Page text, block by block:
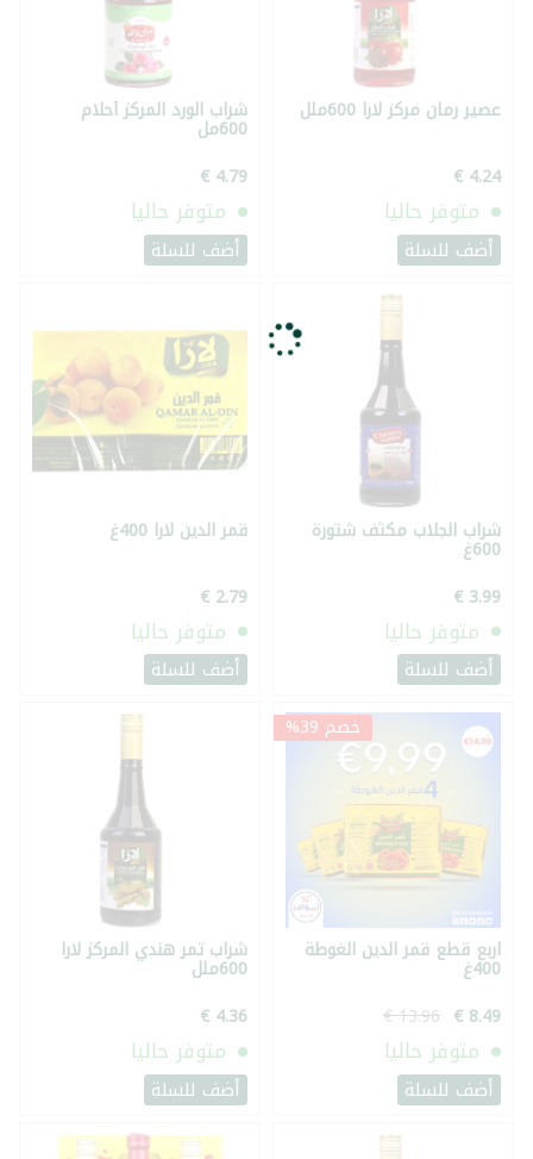
عصير رمان مركز لارا 600ملل
متوفر حاليا
أضف للسلة
شراب الورد المركز أحلام
600مل
متوفر حاليا
أضف للسلة
شراب الجلاب مكثف شتورة
600غ
متوفر حاليا
أضف للسلة
قمر الدين لارا 400غ
متوفر حاليا
أضف للسلة
خصم 39%
اربع قطع قمر الدين الغوطة
400غ
متوفر حاليا
أضف للسلة
شراب تمر هندي المركز لارا
600ملل
متوفر حاليا
أضف للسلة